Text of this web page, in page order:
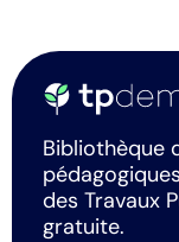
Bibliothèque
des Travaux
gratuite.